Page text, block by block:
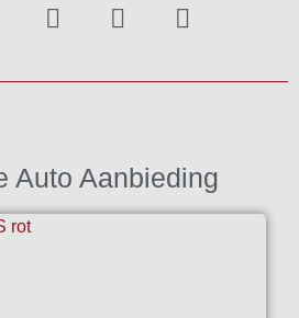
Auto Aanbieding